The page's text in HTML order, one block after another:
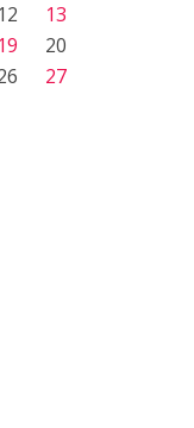
12
13
19
20
27